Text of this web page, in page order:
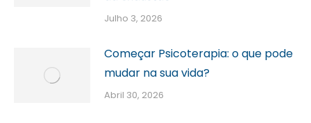
Julho 3, 2026
Começar Psicoterapia: o que pode
mudar na sua vida?
Abril 30, 2026